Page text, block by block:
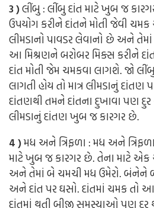
3 )લીંબુ : લીંબુ દાંત માટે ખુબ જ
ઉપયોગ કરીને દાંતને મોતી જેવી
લીમડાનો પાવડર લેવાનો છે અને
આ મિશ્રણને બરોબર મિક્સ કરીને
દાંત મોતી જેમ ચમકવા લાગશે. જો
લાગતી હોય તો માત્ર લીમડાનું દાંતણ
દાંતણથી તમને દાંતના દુખાવા પણ
લીમડાનું દાંતણ ખુબ જ કારગર છે.
4 )મધ અને ત્રિફળા : મધ અને
માટે ખુબ જ કારગર છે. તેના માટે એક
અને તેમાં બે ચમચી મધ ઉમેરો. બંનેને
અને દાંત પર ઘસો. દાંતમાં ચમક તો
દાંતમાં થતી બીજી સમસ્યાઓ પણ દુર